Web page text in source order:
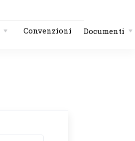
Convenzioni Documenti